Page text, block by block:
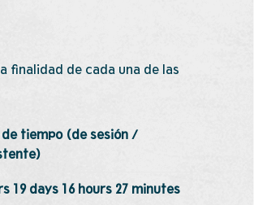
finalidad de cada una de las
de tiempo (de sesión /
19 days 16 hours 27 minutes